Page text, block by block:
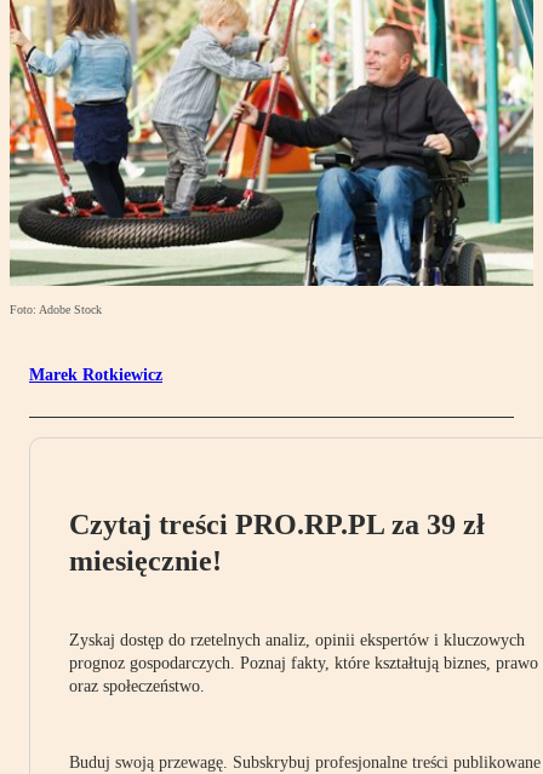
Foto: Adobe Stock
Marek Rotkiewicz
Czytaj treści PRO.RP.PL za 39 zł
miesięcznie!
Zyskaj dostęp do rzetelnych analiz, opinii ekspertów i kluczowych
prognoz gospodarczych. Poznaj fakty, które kształtują biznes, prawo
oraz społeczeństwo.
Buduj swoją przewagę. Subskrybuj profesjonalne treści publikowane